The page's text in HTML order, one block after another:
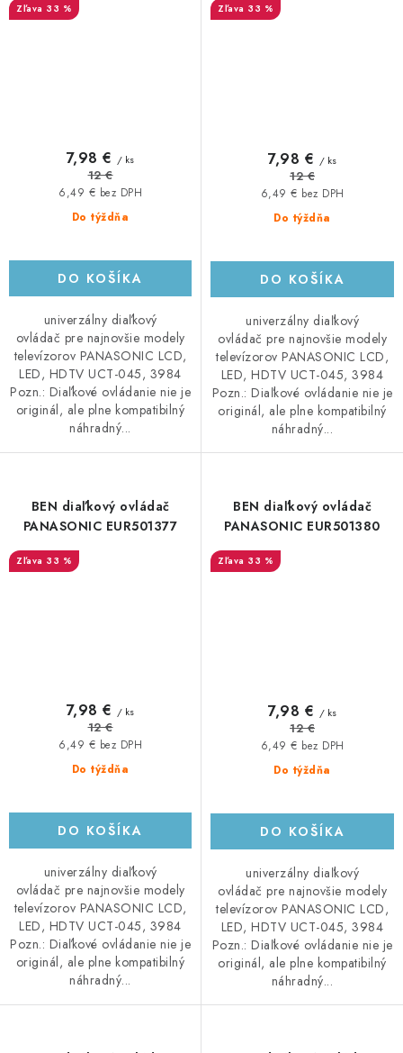
33 %
Do týždňa
6,49 € bez DPH
7,98 € / ks
12 €
DO KOŠÍKA
univerzálny diaľkový
ovládač pre najnovšie modely
televízorov PANASONIC LCD,
LED, HDTV UCT-045, 3984
Pozn.: Diaľkové ovládanie nie je
originál, ale plne kompatibilný
náhradný...
33 %
Do týždňa
6,49 € bez DPH
7,98 € / ks
12 €
DO KOŠÍKA
univerzálny diaľkový
ovládač pre najnovšie modely
televízorov PANASONIC LCD,
LED, HDTV UCT-045, 3984
Pozn.: Diaľkové ovládanie nie je
originál, ale plne kompatibilný
náhradný...
BEN diaľkový ovládač
PANASONIC EUR501377
33 %
Do týždňa
6,49 € bez DPH
7,98 € / ks
12 €
DO KOŠÍKA
univerzálny diaľkový
ovládač pre najnovšie modely
televízorov PANASONIC LCD,
LED, HDTV UCT-045, 3984
Pozn.: Diaľkové ovládanie nie je
originál, ale plne kompatibilný
náhradný...
BEN diaľkový ovládač
PANASONIC EUR501380
33 %
Do týždňa
6,49 € bez DPH
7,98 € / ks
12 €
DO KOŠÍKA
univerzálny diaľkový
ovládač pre najnovšie modely
televízorov PANASONIC LCD,
LED, HDTV UCT-045, 3984
Pozn.: Diaľkové ovládanie nie je
originál, ale plne kompatibilný
náhradný...